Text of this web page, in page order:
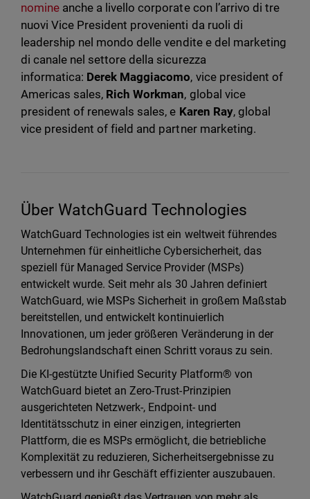
nomine anche a livello corporate con l’arrivo di tre
nuovi Vice President provenienti da ruoli di
leadership nel mondo delle vendite e del marketing
di canale nel settore della sicurezza
informatica: Derek Maggiacomo, vice president of
Americas sales, Rich Workman, global vice
president of renewals sales, e Karen Ray, global
vice president of field and partner marketing.
Über WatchGuard Technologies
WatchGuard Technologies ist ein weltweit führendes
Unternehmen für einheitliche Cybersicherheit, das
speziell für Managed Service Provider (MSPs)
entwickelt wurde. Seit mehr als 30 Jahren definiert
WatchGuard, wie MSPs Sicherheit in großem Maßstab
bereitstellen, und entwickelt kontinuierlich
Innovationen, um jeder größeren Veränderung in der
Bedrohungslandschaft einen Schritt voraus zu sein.
Die KI-gestützte Unified Security Platform® von
WatchGuard bietet an Zero-Trust-Prinzipien
ausgerichteten Netzwerk-, Endpoint- und
Identitätsschutz in einer einzigen, integrierten
Plattform, die es MSPs ermöglicht, die betriebliche
Komplexität zu reduzieren, Sicherheitsergebnisse zu
verbessern und ihr Geschäft effizienter auszubauen.